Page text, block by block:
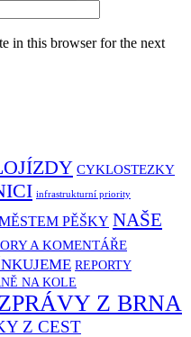
in this browser for the next
CYKLOSTEZKY
infrastrukturní priority
PĚŠKY NAŠE
A KOMENTÁŘE
REPORTY
NA KOLE
Z BRNA
Z CEST